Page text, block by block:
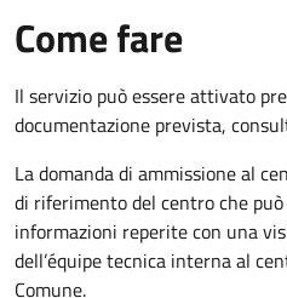
Come fare
Il servizio può essere attivato
documentazione prevista,
La domanda di ammissione al
di riferimento del centro che
informazioni reperite con una
dell’équipe tecnica interna al
Comune.